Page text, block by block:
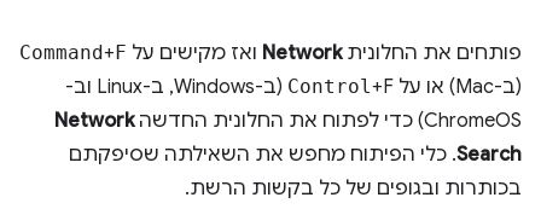
פותחים את החלוניתNetwork ואז מקישים על Command+F
(ב-Mac) או על Control
+F (ב-Windows, ב-Linux וב-
ChromeOS) כדי לפתוח את החלונית החדשה
Network
Search. כלי הפיתוח מחפש את השאילתה שסיפקתם
בכותרות ובגופים של כל בקשות הרשת.